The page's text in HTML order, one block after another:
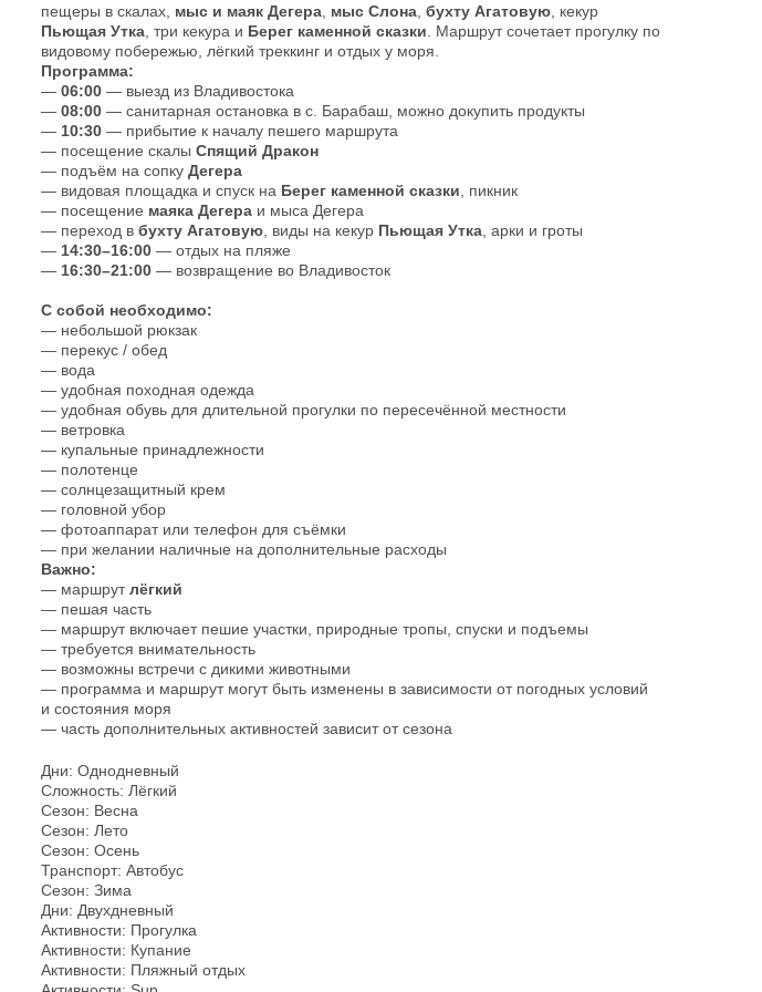
пещеры в скалах, мыс и маяк Дегера, мыс Слона, бухту Агатовую, кекур
Пьющая Утка, три кекура и Берег каменной сказки. Маршрут сочетает прогулку по
видовому побережью, лёгкий треккинг и отдых у моря.
Программа:
— 06:00 — выезд из Владивостока
— 08:00 — санитарная остановка в с. Барабаш, можно докупить продукты
— 10:30 — прибытие к началу пешего маршрута
— посещение скалы Спящий Дракон
— подъём на сопку Дегера
— видовая площадка и спуск на Берег каменной сказки, пикник
— посещение маяка Дегера и мыса Дегера
— переход в бухту Агатовую, виды на кекур Пьющая Утка, арки и гроты
— 14:30–16:00 — отдых на пляже
— 16:30–21:00 — возвращение во Владивосток
С собой необходимо:
— небольшой рюкзак
— перекус / обед
— вода
— удобная походная одежда
— удобная обувь для длительной прогулки по пересечённой местности
— ветровка
— купальные принадлежности
— полотенце
— солнцезащитный крем
— головной убор
— фотоаппарат или телефон для съёмки
— при желании наличные на дополнительные расходы
Важно:
— маршрутлёгкий
— пешая часть
— маршрут включает пешие участки, природные тропы, спуски и подъемы
— требуется внимательность
— возможны встречи с дикими животными
— программа и маршрут могут быть изменены в зависимости от погодных условий
и состояния моря
— часть дополнительных активностей зависит от сезона
Дни: Однодневный
Сложность: Лёгкий
Сезон: Весна
Сезон: Лето
Сезон: Осень
Транспорт: Автобус
Сезон: Зима
Дни: Двухдневный
Активности: Прогулка
Активности: Купание
Активности: Пляжный отдых